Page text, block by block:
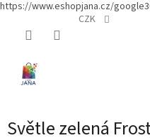
https://www.eshopjana.cz/
CZK
Světle zelená